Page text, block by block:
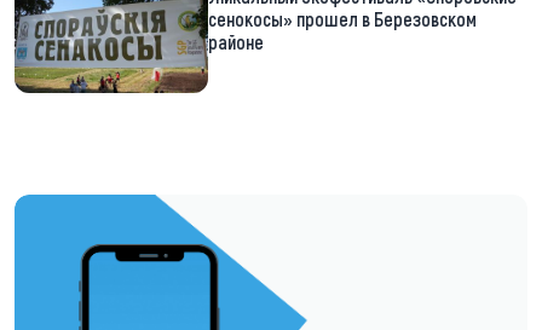
сенокосы» прошел в Березовском
районе
https://t.me/minskctvby